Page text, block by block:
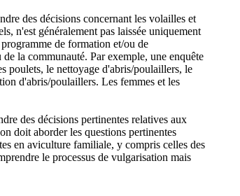
des décisions concernant les volailles et
n'est généralement pas laissée uniquement
de formation et/ou de
la communauté. Par exemple, une enquête
poulets, le nettoyage d'abris/poulaillers, le
d'abris/poulaillers. Les femmes et les
des décisions pertinentes relatives aux
doit aborder les questions pertinentes
en aviculture familiale, y compris celles des
le processus de vulgarisation mais